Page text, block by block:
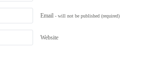
Email - will not be published (required)
Website